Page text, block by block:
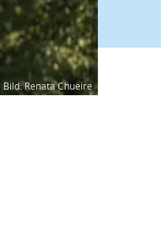
Renata Chueire